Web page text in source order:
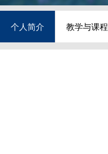
个人简介 教学与课程